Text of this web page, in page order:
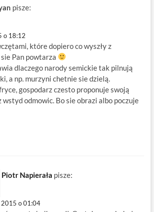
pisze:
o 18:12
które dopiero co wyszły z
Pan powtarza
dlaczego narody semickie tak pilnują
a np. murzyni chetnie sie dzielą.
gospodarz czesto proponuje swoją
wstyd odmowic. Bo sie obrazi albo poczuje
Piotr Napierała pisze:
2015 o 01:04